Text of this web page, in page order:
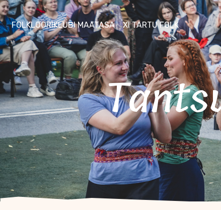
FOLKLOORIKLUBI MAATASA XI TARTU FOLK